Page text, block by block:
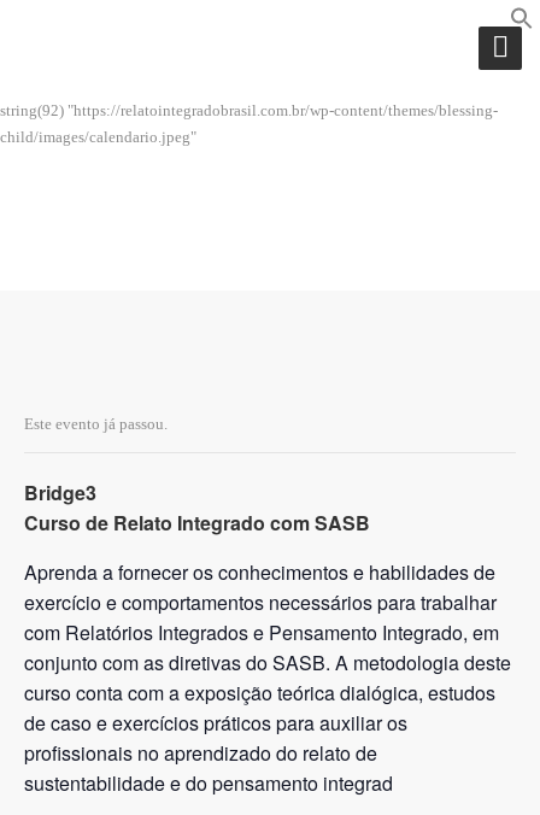
string(92) "https://relatointegradobrasil.com.br/wp-content/themes/blessing-
child/images/calendario.jpeg"
Este evento já passou.
Bridge3
Curso de Relato Integrado com SASB
Aprenda a fornecer os conhecimentos e habilidades de
exercício e comportamentos necessários para trabalhar
com Relatórios Integrados e Pensamento Integrado, em
conjunto com as diretivas do SASB. A metodologia deste
curso conta com a exposição teórica dialógica, estudos
de caso e exercícios práticos para auxiliar os
profissionais no aprendizado do relato de
sustentabilidade e do pensamento integrad